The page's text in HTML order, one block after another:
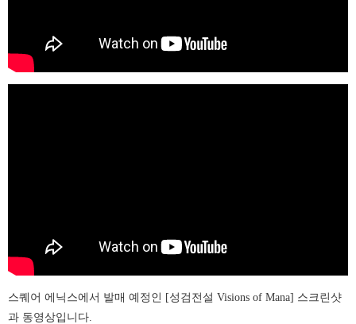
스퀘어 에닉스에서 발매 예정인 [성검전설 Visions of Mana] 스크린샷
과 동영상입니다.